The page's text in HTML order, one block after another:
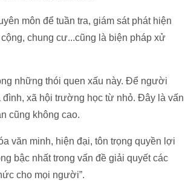
môn để tuần tra, giám sát phát hiện
chung cư...cũng là biện pháp xử
những thói quen xấu này. Để người
xã hội trường học từ nhỏ. Đây là vấn
cũng không cao.
văn minh, hiện đại, tôn trọng quyền lợi
bậc nhất trong vấn đề giải quyết các
cho mọi người”.